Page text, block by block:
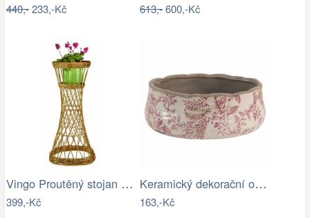
440,-233,-Kč 613,-600,-Kč
Vingo Proutěný stojan na květiny…
399,-Kč
Keramický dekorační obal na květináč s…
163,-Kč